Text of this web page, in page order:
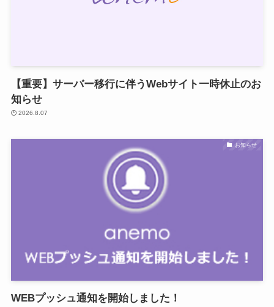
【重要】サーバー移行に伴うWebサイト一時休止のお
知らせ
2026.8.07
お知らせ
WEBプッシュ通知を開始しました！